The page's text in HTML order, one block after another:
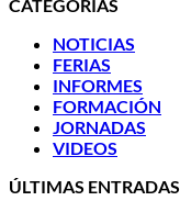
CATEGORÍAS
NOTICIAS
FERIAS
INFORMES
FORMACIÓN
JORNADAS
VIDEOS
ÚLTIMAS ENTRADAS